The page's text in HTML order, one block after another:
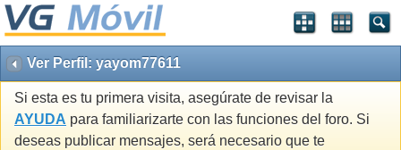
Ver Perfil: yayom77611
Si esta es tu primera visita, asegúrate de revisar la
AYUDA para familiarizarte con las funciones del foro. Si
deseas publicar mensajes, será necesario que te